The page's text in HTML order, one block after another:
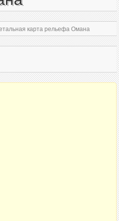
карта рельефа Омана